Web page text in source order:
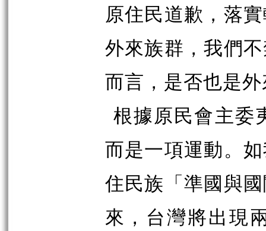
原住民道歉，落
外來族群，我們
而言，是否也是
根據原民會主委
而是一項運動。
住民族「準國與
來，台灣將出現